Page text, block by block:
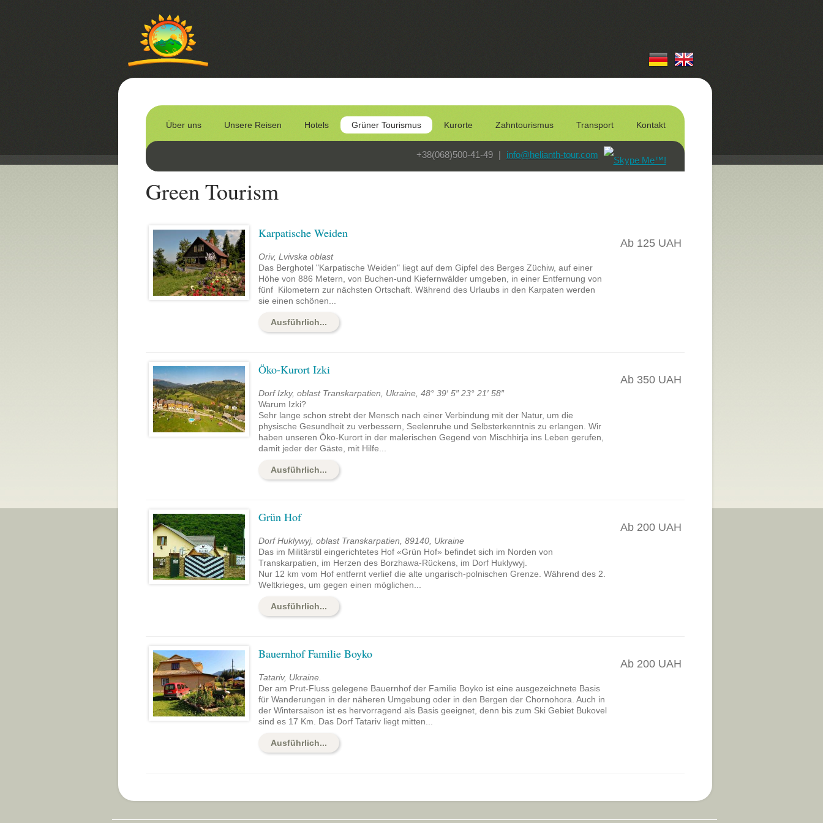
Über uns Unsere Reisen Hotels Grüner Tourismus Kurorte Zahntourismus Transport Kontakt
+38(068)500-41-49 | info@helianth-tour.com
Green Tourism
Karpatische Weiden
Oriv, Lvivska oblast
Ab 125 UAH
Das Berghotel "Karpatische Weiden" liegt auf dem Gipfel des Berges Züchiw, auf einer
Höhe von 886 Metern, von Buchen-und Kiefernwälder umgeben, in einer Entfernung von
fünf Kilometern zur nächsten Ortschaft. Während des Urlaubs in den Karpaten werden
sie einen schönen...
Ausführlich...
Öko-Kurort Izki
Dorf Izky, oblast Transkarpatien, Ukraine, 48° 39′ 5″ 23° 21′ 58″
Ab 350 UAH
Warum Izki?
Sehr lange schon strebt der Mensch nach einer Verbindung mit der Natur, um die
physische Gesundheit zu verbessern, Seelenruhe und Selbsterkenntnis zu erlangen. Wir
haben unseren Öko-Kurort in der malerischen Gegend von Mischhirja ins Leben gerufen,
damit jeder der Gäste, mit Hilfe...
Ausführlich...
Grün Hof
Dorf Huklywyj, oblast Transkarpatien, 89140, Ukraine
Ab 200 UAH
Das im Militärstil eingerichtetes Hof «Grün Hof» befindet sich im Norden von
Transkarpatien, im Herzen des Borzhawa-Rückens, im Dorf Huklywyj.
Nur 12 km vom Hof entfernt verlief die alte ungarisch-polnischen Grenze. Während des 2.
Weltkrieges, um gegen einen möglichen...
Ausführlich...
Bauernhof Familie Boyko
Tatariv, Ukraine.
Ab 200 UAH
Der am Prut-Fluss gelegene Bauernhof der Familie Boyko ist eine ausgezeichnete Basis
für Wanderungen in der näheren Umgebung oder in den Bergen der Chornohora. Auch in
der Wintersaison ist es hervorragend als Basis geeignet, denn bis zum Ski Gebiet Bukovel
sind es 17 Km. Das Dorf Tatariv liegt mitten...
Ausführlich...